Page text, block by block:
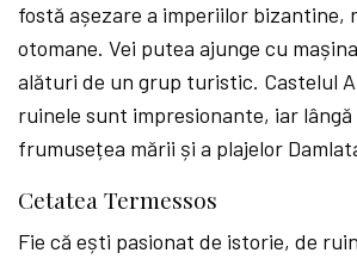
fostă așezare a imperiilor bizantine,
otomane. Vei putea ajunge cu
alături de un grup turistic. Castelul
ruinele sunt impresionante, iar lângă
frumusețea mării și a plajelor
Cetatea Termessos
Fie că ești pasionat de istorie, de